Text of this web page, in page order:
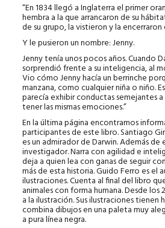
“En 1834 llegó a Inglaterra el primer
hembra a la que arrancaron de su
de su grupo, la vistieron y la
Y le pusieron un nombre: Jenny.
Jenny tenía unos pocos años. Cuando
sorprendió frente a su inteligencia, al
Vio cómo Jenny hacía un berrinche
manzana, como cualquier niña o niño.
parecía exhibir conductas semejantes a
tener las mismas emociones.”
En la última página encontramos
participantes de este libro. Santiago
es un admirador de Darwin. Además de
investigador. Narra con agilidad e
deja a quien lea con ganas de seguir
más de esta historia. Guido Ferro es el
ilustraciones. Cuenta al final del libro
animales con forma humana. Desde los
a la ilustración. Sus ilustraciones tienen
combina dibujos en una paleta muy
a pura línea negra.